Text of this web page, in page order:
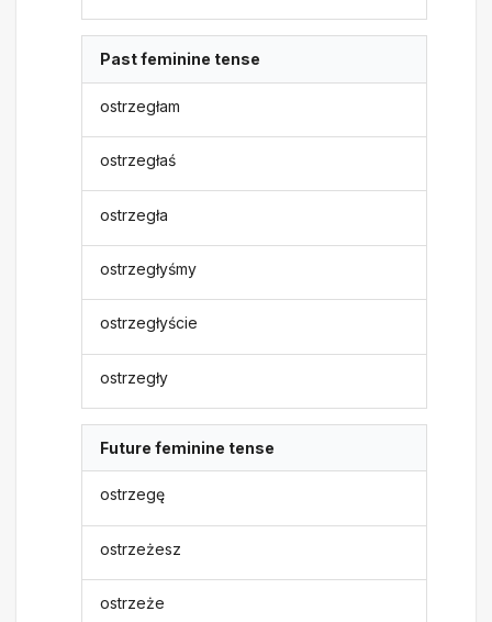
Past feminine tense
ostrzegłam
ostrzegłaś
ostrzegła
ostrzegłyśmy
ostrzegłyście
ostrzegły
Future feminine tense
ostrzegę
ostrzeżesz
ostrzeże